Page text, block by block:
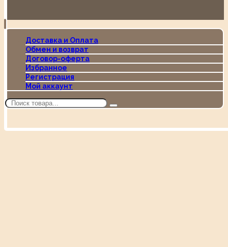
Доставка и Оплата
Обмен и возврат
Договор-оферта
Избранное
Регистрация
Мой аккаунт